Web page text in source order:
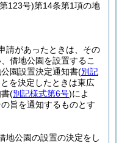
123号)第14条第1項の地
請があったときは、その
借地公園を設置するこ
園設置決定通知書(別記
を決定したときは東広
(別記様式第6号)によ
旨を通知するものとす
地公園の設置の決定をし